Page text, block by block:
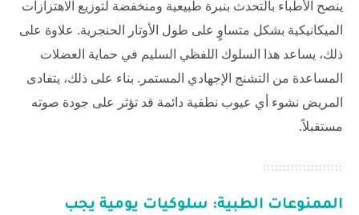
ينصح الأطباء بالتحدث بنبرة طبيعية ومنخفضة لتوزيع الاهتزازات
الميكانيكية بشكل متساوٍ على طول الأوتار الحنجرية. علاوة على
ذلك، يساعد هذا السلوك اللفظي السليم في حماية العضلات
المساعدة من التشنج الإجهادي المستمر. بناء على ذلك، يتفادى
المريض نشوء أي عيوب نطقية دائمة قد تؤثر على جودة صوته
مستقبلاً.
الممنوعات الطبية: سلوكيات يومية يجب